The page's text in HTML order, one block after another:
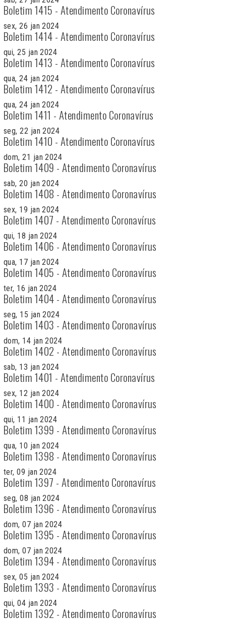
Boletim 1415 - Atendimento Coronavírus
sex, 26 jan 2024
Boletim 1414 - Atendimento Coronavírus
qui, 25 jan 2024
Boletim 1413 - Atendimento Coronavírus
qua, 24 jan 2024
Boletim 1412 - Atendimento Coronavírus
qua, 24 jan 2024
Boletim 1411 - Atendimento Coronavírus
seg, 22 jan 2024
Boletim 1410 - Atendimento Coronavírus
dom, 21 jan 2024
Boletim 1409 - Atendimento Coronavírus
sab, 20 jan 2024
Boletim 1408 - Atendimento Coronavírus
sex, 19 jan 2024
Boletim 1407 - Atendimento Coronavírus
qui, 18 jan 2024
Boletim 1406 - Atendimento Coronavírus
qua, 17 jan 2024
Boletim 1405 - Atendimento Coronavírus
ter, 16 jan 2024
Boletim 1404 - Atendimento Coronavírus
seg, 15 jan 2024
Boletim 1403 - Atendimento Coronavírus
dom, 14 jan 2024
Boletim 1402 - Atendimento Coronavírus
sab, 13 jan 2024
Boletim 1401 - Atendimento Coronavírus
sex, 12 jan 2024
Boletim 1400 - Atendimento Coronavírus
qui, 11 jan 2024
Boletim 1399 - Atendimento Coronavírus
qua, 10 jan 2024
Boletim 1398 - Atendimento Coronavírus
ter, 09 jan 2024
Boletim 1397 - Atendimento Coronavírus
seg, 08 jan 2024
Boletim 1396 - Atendimento Coronavírus
dom, 07 jan 2024
Boletim 1395 - Atendimento Coronavírus
dom, 07 jan 2024
Boletim 1394 - Atendimento Coronavírus
sex, 05 jan 2024
Boletim 1393 - Atendimento Coronavírus
qui, 04 jan 2024
Boletim 1392 - Atendimento Coronavírus